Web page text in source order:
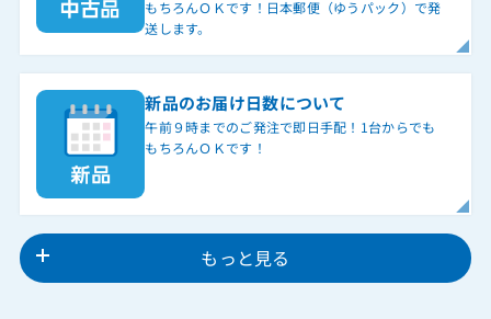
もちろんＯＫです！日本郵便（ゆうパック）で発
送します。
新品のお届け日数について
午前９時までのご発注で即日手配！1台からでも
もちろんＯＫです！
もっと見る